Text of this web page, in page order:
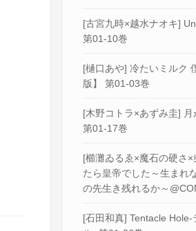
[古宮九時×越水ナオキ]
第01-10巻
[樋口あや] 冷たいミルク
版】 第01-03巻
[木野コトラ×あずみ圭] 月
第01-17巻
[櫛灘ゐるゑ×魔石の硬さ×
たら皇帝でした～生まれ
の先生き残れるか～
[石田和真] Tentacle Hole-